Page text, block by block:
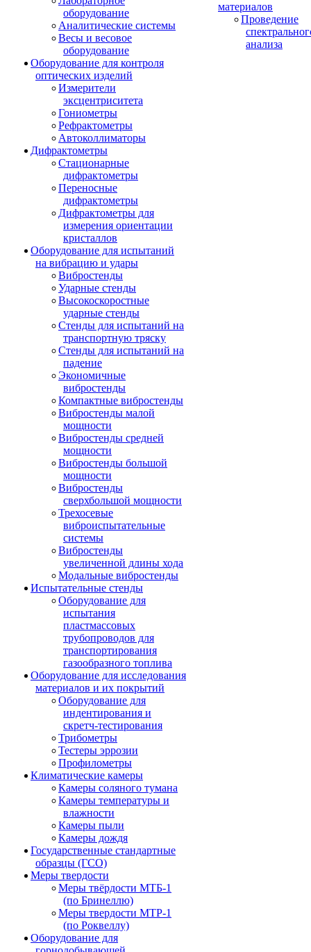
оборудование
Аналитические системы
Весы и весовое
оборудование
Оборудование для контроля
оптических изделий
Измерители
эксцентриситета
Гониометры
Рефрактометры
Автоколлиматоры
Дифрактометры
Стационарные
дифрактометры
Переносные
дифрактометры
Дифрактометры для
измерения ориентации
кристаллов
Оборудование для испытаний
на вибрацию и удары
Вибростенды
Ударные стенды
Высокоскоростные
ударные стенды
Стенды для испытаний на
транспортную тряску
Стенды для испытаний на
падение
Экономичные
вибростенды
Компактные вибростенды
Вибростенды малой
мощности
Вибростенды средней
мощности
Вибростенды большой
мощности
Вибростенды
сверхбольшой мощности
Трехосевые
виброиспытательные
системы
Вибростенды
увеличенной длины хода
Модальные вибростенды
Испытательные стенды
Оборудование для
испытания
пластмассовых
трубопроводов для
транспортирования
газообразного топлива
Оборудование для исследования
материалов и их покрытий
Оборудование для
индентирования и
скретч-тестирования
Трибометры
Тестеры эррозии
Профилометры
Климатические камеры
Камеры соляного тумана
Камеры температуры и
влажности
Камеры пыли
Камеры дождя
Государственные стандартные
образцы (ГСО)
Меры твердости
Меры твёрдости МТБ-1
(по Бринеллю)
Меры твердости МТР-1
(по Роквеллу)
Оборудование для
материалов
Проведение
анализа